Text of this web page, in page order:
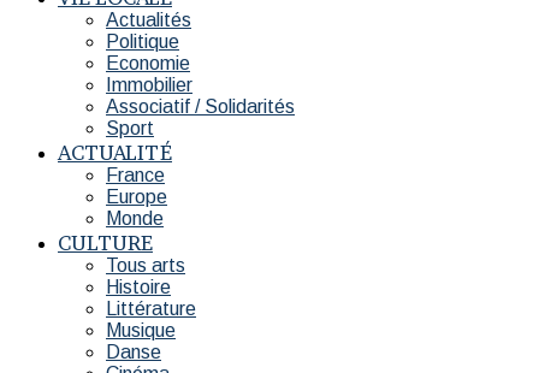
Actualités
Politique
Economie
Immobilier
Associatif / Solidarités
Sport
ACTUALITÉ
France
Europe
Monde
CULTURE
Tous arts
Histoire
Littérature
Musique
Danse